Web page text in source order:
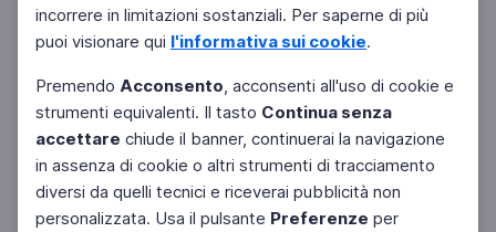
incorrere in limitazioni sostanziali. Per saperne di più
puoi visionare qui l'informativa sui cookie.
Premendo Acconsento, acconsenti all'uso di cookie e
strumenti equivalenti. Il tasto Continua senza
accettare chiude il banner, continuerai la navigazione
in assenza di cookie o altri strumenti di tracciamento
diversi da quelli tecnici e riceverai pubblicità non
personalizzata. Usa il pulsante Preferenze per